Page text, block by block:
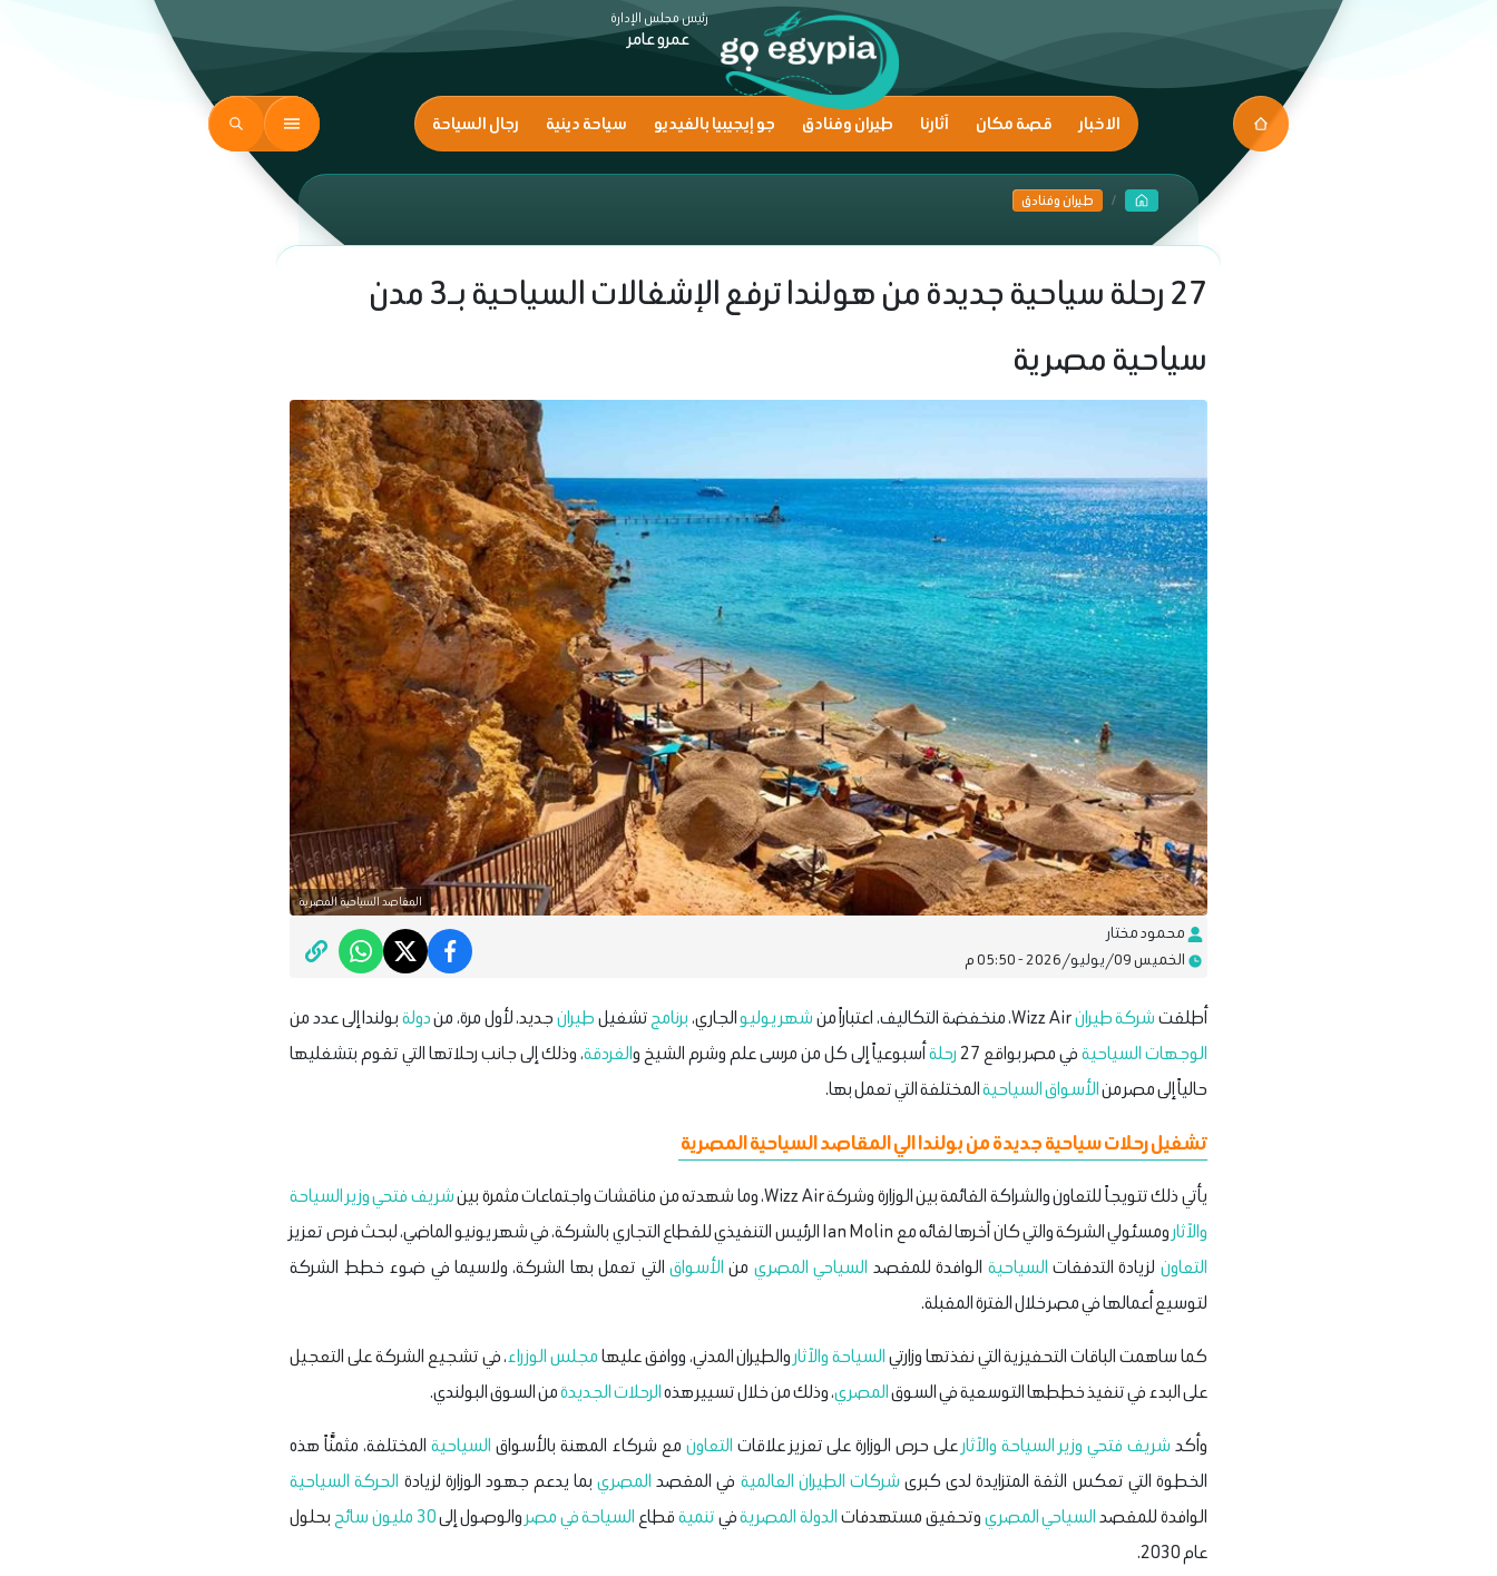
رئيس مجلس الإدارة
عمرو عامر
الاخبار قصة مكان آثارنا طيران وفنادق جو إيجيبيا بالفيديو سياحة دينية رجال السياحة
طيران وفنادق
27 رحلة سياحية جديدة من هولندا ترفع الإشغالات السياحية بـ3 مدن
سياحية مصرية
المقاصد السياحية المصرية
محمود مختار
الخميس 09/يوليو/2026 - 05:50 م
أطلقتشركة طيرانWizz Air، منخفضة التكاليف، اعتباراً من شهر يوليوالجاري،برنامجتشغيلطيرانجديد، لأول مرة، مندولةبولندا إلى عدد من
الوجهات السياحيةفي مصر بواقع 27 رحلةأسبوعياً إلى كل من مرسى علم وشرم الشيخ والغردقة، وذلك إلى جانب رحلاتها التي تقوم بتشغليها
حالياً إلى مصر منالأسواقالسياحيةالمختلفة التي تعمل بها.
تشغيل رحلات سياحية جديدة من بولندا الي المقاصد السياحية المصرية
يأتي ذلك تتويجاً للتعاون والشراكة القائمة بين الوزارة وشركة Wizz Air، وما شهدته من مناقشات واجتماعات مثمرة بين
شريف فتحي وزير السياحة
والآثارومسئولي الشركة والتي كان آخرها لقائه مع Ian Molin الرئيس التنفيذي للقطاع التجاري بالشركة، في شهر يونيو الماضي، لبحث فرص تعزيز
التعاون لزيادة التدفقات السياحية الوافدة للمقصد السياحي المصري من الأسواق التي تعمل بها الشركة، ولاسيما في ضوء خطط الشركة
لتوسيع أعمالها في مصر خلال الفترة المقبلة.
كما ساهمت الباقات التحفيزية التي نفذتها وزارتيالسياحة والآثاروالطيران المدني، ووافق عليهامجلس الوزراء، في تشجيع الشركة على التعجيل
على البدء في تنفيذ خططها التوسعية في السوقالمصري، وذلك من خلال تسيير هذهالرحلاتالجديدةمن السوق البولندي.
وأكد شريف فتحي وزير السياحة والآثارعلى حرص الوزارة على تعزيز علاقات التعاون مع شركاء المهنة بالأسواق السياحيةالمختلفة، مثمنَّاً هذه
الخطوة التي تعكس الثقة المتزايدة لدى كبرى شركات الطيران العالمية في المقصد المصريبما يدعم جهود الوزارة لزيادة الحركة السياحية
الوافدة للمقصدالسياحيالمصريوتحقيق مستهدفاتالدولة المصريةفيتنميةقطاع السياحة في مصروالوصول إلى30 مليون سائح
بحلول
عام 2030.